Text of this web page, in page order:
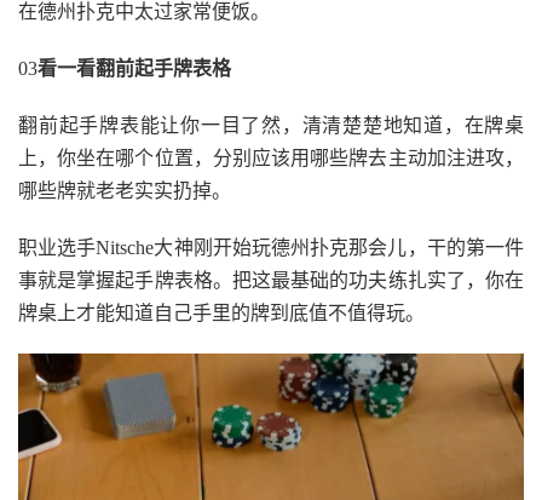
在德州扑克中太过家常便饭。
03看一看翻前起手牌表格
翻前起手牌表能让你一目了然，清清楚楚地知道，在牌桌
上，你坐在哪个位置，分别应该用哪些牌去主动加注进攻，
哪些牌就老老实实扔掉。
职业选手Nitsche大神刚开始玩德州扑克那会儿，干的第一件
事就是掌握起手牌表格。把这最基础的功夫练扎实了，你在
牌桌上才能知道自己手里的牌到底值不值得玩。